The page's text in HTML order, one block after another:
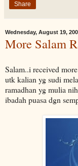
Share
Wednesday, August 19,
More Salam
Salam..i received
utk kalian yg sudi
ramadhan yg mulia
ibadah puasa dgn